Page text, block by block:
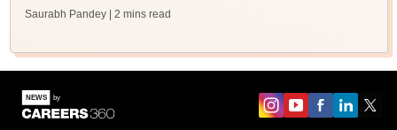
Saurabh Pandey | 2 mins read